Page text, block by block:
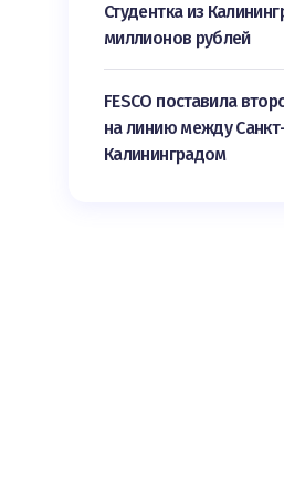
Студентка из
миллионов рублей
FESCO поставила
на линию между
Калининградом